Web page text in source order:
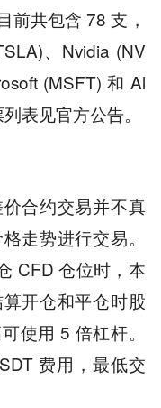
前共包含 78 支，
、Nvidia (NV
(MSFT) 和 Al
表见官方公告。
合约交易并不真
走势进行交易。
CFD 仓位时，本
开仓和平仓时股
使用 5 倍杠杆。
费用，最低交